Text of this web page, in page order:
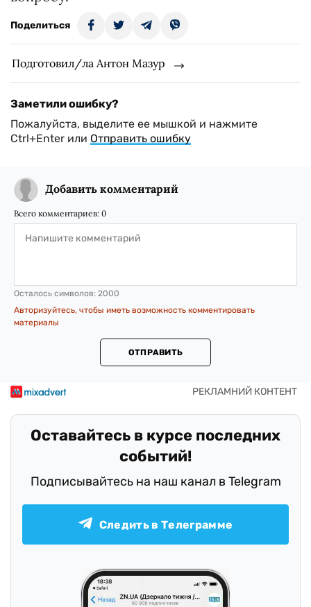
Поделиться
Подготовил/ла Антон Мазур
Заметили ошибку?
Пожалуйста, выделите ее мышкой и нажмите
Ctrl+Enter или Отправить ошибку
Добавить комментарий
Всего комментариев: 0
Осталось символов: 2000
Авторизуйтесь, чтобы иметь возможность комментировать
материалы
ОТПРАВИТЬ
Оставайтесь в курсе последних
событий!
Подписывайтесь на наш канал в Telegram
Следить в Телеграмме